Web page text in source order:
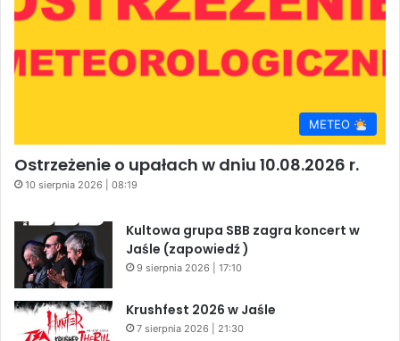
METEO
Ostrzeżenie o upałach w dniu 10.08.2026 r.
10 sierpnia 2026 | 08:19
Kultowa grupa SBB zagra koncert w
Jaśle (zapowiedź )
9 sierpnia 2026 | 17:10
Krushfest 2026 w Jaśle
7 sierpnia 2026 | 21:30